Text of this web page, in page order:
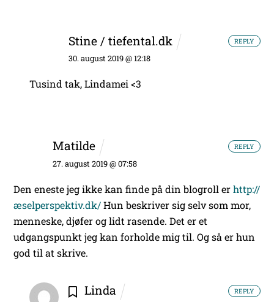
Stine / tiefental.dk
30. august 2019 @ 12:18
Tusind tak, Lindamei <3
REPLY
Matilde
27. august 2019 @ 07:58
Den eneste jeg ikke kan finde på din blogroll erhttp://
æselperspektiv.dk/Hun beskriver sig selv som mor,
menneske, djøfer og lidt rasende. Det er et
udgangspunkt jeg kan forholde mig til. Og så er hun
god til at skrive.
REPLY
Linda REPLY